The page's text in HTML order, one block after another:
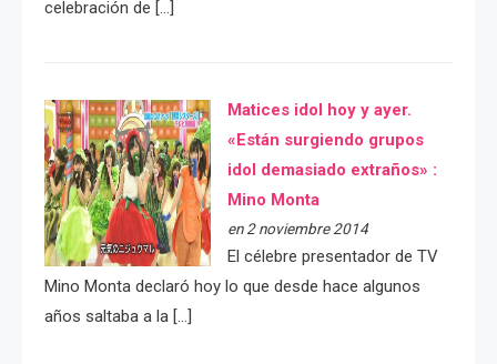
celebración de […]
Matices idol hoy y ayer.
«Están surgiendo grupos
idol demasiado extraños» :
Mino Monta
en 2 noviembre 2014
El célebre presentador de TV
Mino Monta declaró hoy lo que desde hace algunos
años saltaba a la […]